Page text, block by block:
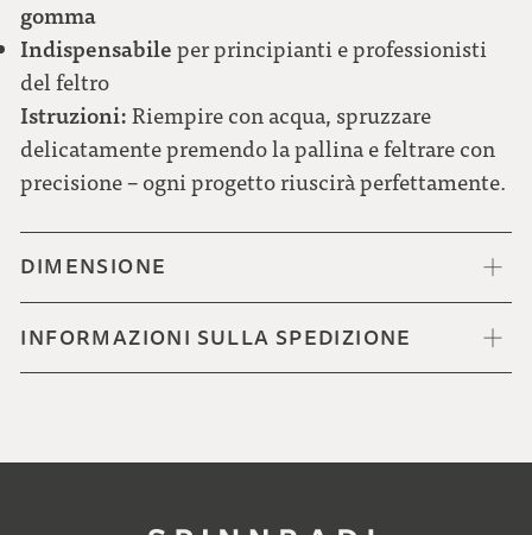
gomma
Indispensabileper principianti e professionisti
del feltro
Istruzioni: Riempire con acqua, spruzzare
delicatamente premendo la pallina e feltrare con
precisione – ogni progetto riuscirà perfettamente.
DIMENSIONE
INFORMAZIONI SULLA SPEDIZIONE